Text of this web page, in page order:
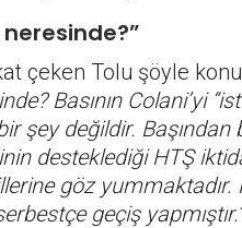
çeken Tolu şöyle
Basının Colani’yi
şey değildir.
desteklediği HTŞ
göz yummaktadır.
geçiş yapmıştır.”